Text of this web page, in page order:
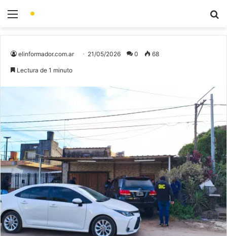
elinformador.com.ar 21/05/2026 0 68
Lectura de 1 minuto